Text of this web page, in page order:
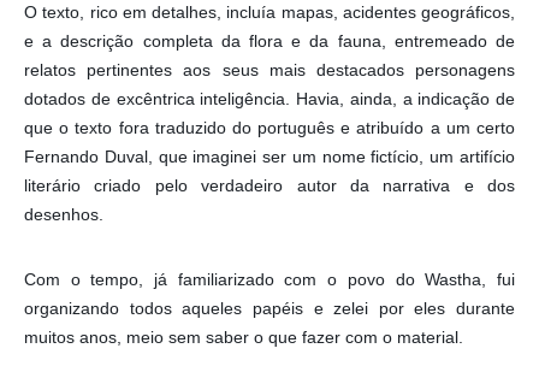
O texto, rico em detalhes, incluía mapas, acidentes geográficos,
e a descrição completa da flora e da fauna, entremeado de
relatos pertinentes aos seus mais destacados personagens
dotados de excêntrica inteligência. Havia, ainda, a indicação de
que o texto fora traduzido do português e atribuído a um certo
Fernando Duval, que imaginei ser um nome fictício, um artifício
literário criado pelo verdadeiro autor da narrativa e dos
desenhos.
Com o tempo, já familiarizado com o povo do Wastha, fui
organizando todos aqueles papéis e zelei por eles durante
muitos anos, meio sem saber o que fazer com o material.